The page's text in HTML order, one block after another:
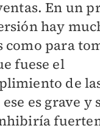
En un
hay
como para
fuese el
de
es grave y